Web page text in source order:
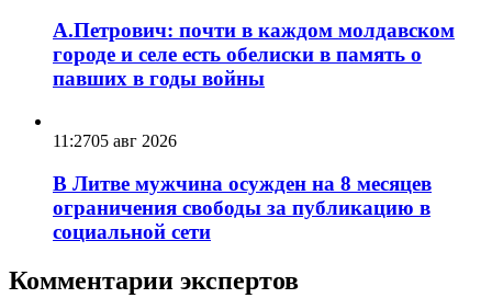
А.Петрович: почти в каждом молдавском
городе и селе есть обелиски в память о
павших в годы войны
11:2705 авг 2026
В Литве мужчина осужден на 8 месяцев
ограничения свободы за публикацию в
социальной сети
Комментарии экспертов